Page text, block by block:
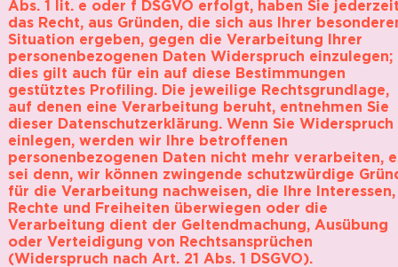
Abs. 1 lit. e oder f DSGVO erfolgt, haben Sie
das Recht, aus Gründen, die sich aus Ihrer
Situation ergeben, gegen die Verarbeitung Ihrer
personenbezogenen Daten Widerspruch einzulegen;
dies gilt auch für ein auf diese Bestimmungen
gestütztes Profiling. Die jeweilige Rechtsgrundlage,
auf denen eine Verarbeitung beruht, entnehmen Sie
dieser Datenschutzerklärung. Wenn Sie Widerspruch
einlegen, werden wir Ihre betroffenen
personenbezogenen Daten nicht mehr verarbeiten,
sei denn, wir können zwingende schutzwürdige
für die Verarbeitung nachweisen, die Ihre Interessen,
Rechte und Freiheiten überwiegen oder die
Verarbeitung dient der Geltendmachung, Ausübung
oder Verteidigung von Rechtsansprüchen
(Widerspruch nach Art. 21 Abs. 1 DSGVO).